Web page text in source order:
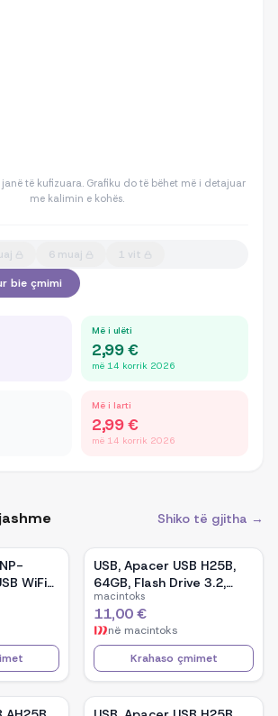
të kufizuara. Grafiku do të bëhet më i detajuar
me kalimin e kohës.
6 muaj 1 vit
bie çmimi
Më i ulëti
2,99 €
më 14 korrik 2026
Më i larti
2,99 €
më 14 korrik 2026
Shiko të gjitha →
WiFi
USB, Apacer USB H25B,
64GB, Flash Drive 3.2,
Sunrise Red/ Deep Valley
Black
macintoks
11,00 €
në macintoks
Krahaso çmimet